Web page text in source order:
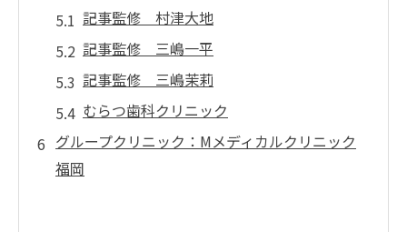
記事監修 村津大地
記事監修 三嶋一平
記事監修 三嶋茉莉
むらつ歯科クリニック
グループクリニック：Mメディカルクリニック
福岡